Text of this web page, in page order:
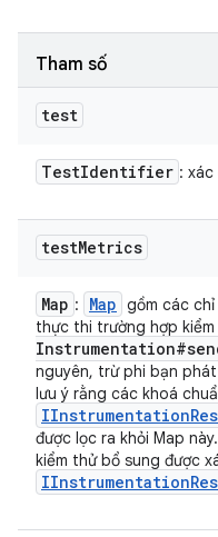
Tham số
test
TestIdentifier : xác
testMetrics
Map : Map gồm các
thực thi trường hợp
nguyên, trừ phi bạn
lưu ý rằng các khoá
IInstrumentation
được lọc ra khỏi Map
kiểm thử bổ sung được
IInstrumentation